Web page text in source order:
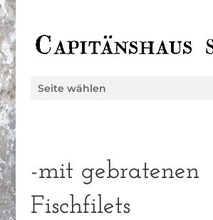
Seite wählen
-mit gebratenen
Fischfilets